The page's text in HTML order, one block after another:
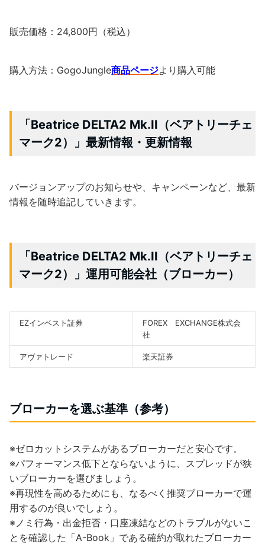
販売価格：24,800円（税込）
購入方法：GogoJungle商品ページより購入可能
「Beatrice DELTA2 Mk.II（ベアトリーチェ
マーク2）」最新情報・更新情報
バージョンアップのお知らせや、キャンペーンなど、最新
情報を随時追記していきます。
「Beatrice DELTA2 Mk.II（ベアトリーチェ
マーク2）」運用可能会社（ブローカー）
EZインベスト証券
FOREX EXCHANGE株式会
社
アヴァトレード 楽天証券
ブローカーを選ぶ基準（参考）
※ゼロカットシステムがあるブローカーだと安心です。
※パフォーマンス低下とならないように、スプレッドが狭
いブローカーを選びましょう。
※再現性を高めるためにも、なるべく推奨ブローカーで運
用するのが良いでしょう。
※ノミ行為・出金拒否・口座凍結などのトラブルがないこ
とを確認した「A-Book」である確約が取れたブローカー